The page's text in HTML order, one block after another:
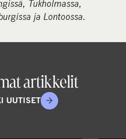
Tukholmassa,
ja Lontoossa.
artikkelit
UUTISET